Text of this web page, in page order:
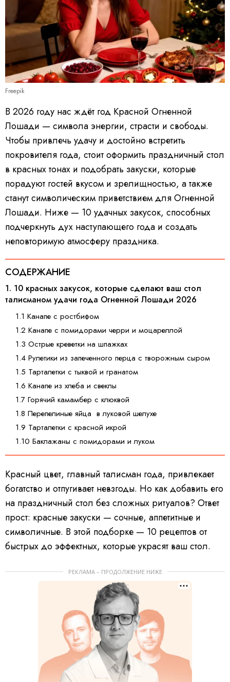
Freepik
В 2026 году нас ждёт год Красной Огненной
Лошади — символа энергии, страсти и свободы.
Чтобы привлечь удачу и достойно встретить
покровителя года, стоит оформить праздничный стол
в красных тонах и подобрать закуски, которые
порадуют гостей вкусом и зрелищностью, а также
станут символическим приветствием для Огненной
Лошади. Ниже — 10 удачных закусок, способных
подчеркнуть дух наступающего года и создать
неповторимую атмосферу праздника.
СОДЕРЖАНИЕ
1. 10 красных закусок, которые сделают ваш стол
талисманом удачи года Огненной Лошади 2026
1.1 Канапе с ростбифом
1.2 Канапе с помидорами черри и моцареллой
1.3 Острые креветки на шпажках
1.4 Рулетики из запеченного перца с творожным сыром
1.5 Тарталетки с тыквой и гранатом
1.6 Канапе из хлеба и свеклы
1.7 Горячий камамбер с клюквой
1.8 Перепелиные яйца в луковой шелухе
1.9 Тарталетки с красной икрой
1.10 Баклажаны с помидорами и луком
Красный цвет, главный талисман года, привлекает
богатство и отпугивает невзгоды. Но как добавить его
на праздничный стол без сложных ритуалов? Ответ
прост: красные закуски — сочные, аппетитные и
символичные. В этой подборке — 10 рецептов от
быстрых до эффектных, которые украсят ваш стол.
РЕКЛАМА – ПРОДОЛЖЕНИЕ НИЖЕ